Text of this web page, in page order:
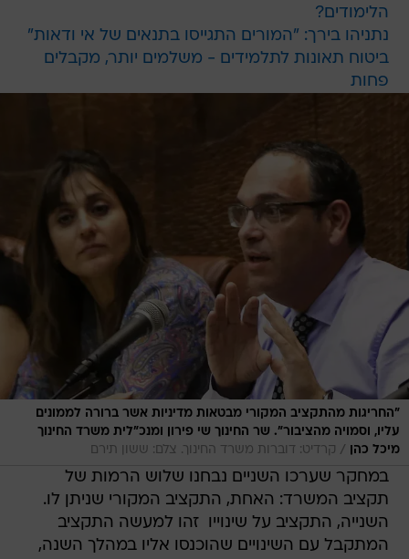
הלימודים?
נתניהו בירך: "המורים התגייסו בתנאים של אי ודאות"
ביטוח תאונות לתלמידים - משלמים יותר, מקבלים
פחות
"החריגות מהתקציב המקורי מבטאות מדיניות אשר ברורה לממונים
עליו, וסמויה מהציבור". שר החינוך שי פירון ומנכ"לית משרד החינוך
מיכל כהן
/ קרדיט: דוברות משרד החינוך. צלם: ששון תירם
במחקר שערכו השניים נבחנו שלוש הרמות של
תקציב המשרד: האחת, התקציב המקורי שניתן לו.
השנייה, התקציב על שינוייו  זהו למעשה התקציב
המתקבל עם השינויים שהוכנסו אליו במהלך השנה,